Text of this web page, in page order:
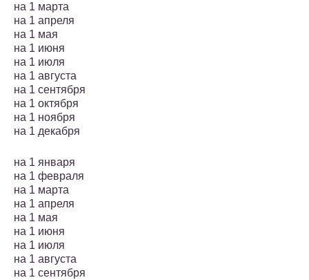
на 1 марта
на 1 апреля
на 1 мая
на 1 июня
на 1 июля
на 1 августа
на 1 сентября
на 1 октября
на 1 ноября
на 1 декабря
на 1 января
на 1 февраля
на 1 марта
на 1 апреля
на 1 мая
на 1 июня
на 1 июля
на 1 августа
на 1 сентября